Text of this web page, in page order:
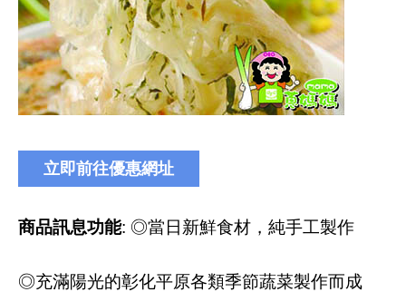
商品訊息功能: ◎當日新鮮食材，純手工製作
◎充滿陽光的彰化平原各類季節蔬菜製作而成